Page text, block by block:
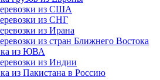
из США
из СНГ
из Ирана
из стран Ближнего Востока
из ЮВА
из Индии
из Пакистана в Россию